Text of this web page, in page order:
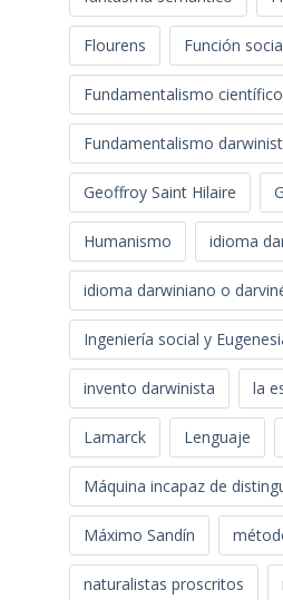
Flourens Función
Fundamentalismo científico
Fundamentalismo
Geoffroy Saint Hilaire
Humanismo idioma
idioma darwiniano o
Ingeniería social y
invento darwinista la
Lamarck Lenguaje
Máquina incapaz de
Máximo Sandín
naturalistas proscritos